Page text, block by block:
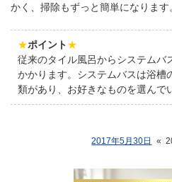
かく、掃除もずっと簡単になります
★ポイント★
従来のタイル風呂からシステムバ
かかります。システムバスは浴槽
類があり、お好きなものを選んで
2017年5月30日 «